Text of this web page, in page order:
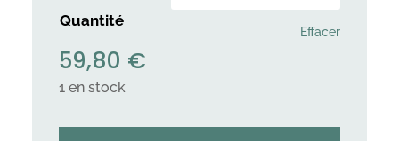
Quantité
Effacer
59,80 €
1 en stock